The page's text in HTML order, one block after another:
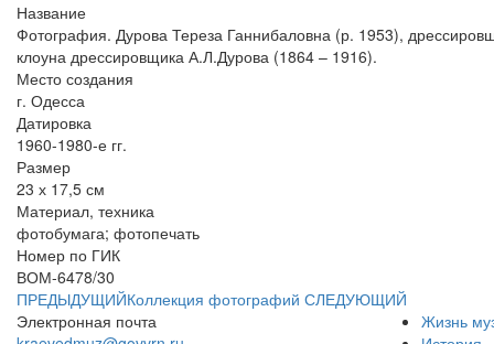
Название
Фотография. Дурова Тереза Ганнибаловна (р. 1953),
клоуна дрессировщика А.Л.Дурова (1864 – 1916).
Место создания
г. Одесса
Датировка
1960-1980-е гг.
Размер
23 х 17,5 см
Материал, техника
фотобумага; фотопечать
Номер по ГИК
ВОМ-6478/30
ПРЕДЫДУЩИЙКоллекция фотографий СЛЕДУЮЩИЙ
Электронная почта
Жизнь